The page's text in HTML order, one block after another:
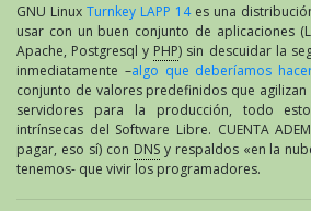
GNU Linux Turnkey LAPP 14es una
usar con un buen conjunto de aplicaciones
Apache, Postgresql y PHP) sin descuidar la
inmediatamente –algo que deberíamos
conjunto de valores predefinidos que
servidores para la producción, todo
intrínsecas del Software Libre. CUENTA
pagar, eso sí) con DNSy respaldos «en la
tenemos- que vivir los programadores.